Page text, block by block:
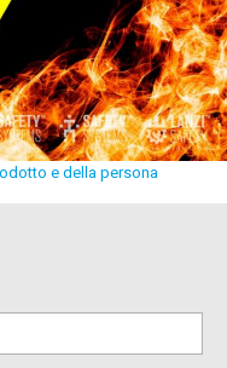
e della persona